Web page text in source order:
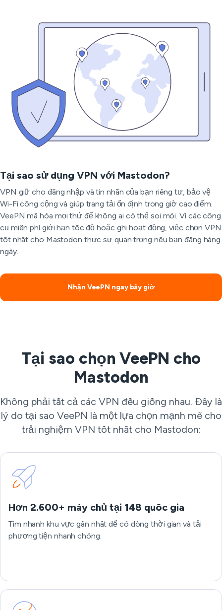
Tại sao sử dụng VPN với Mastodon?
VPN giữ cho đăng nhập và tin nhắn của bạn riêng tư, bảo vệ
Wi-Fi công cộng và giúp trang tải ổn định trong giờ cao điểm.
VeePN mã hóa mọi thứ để không ai có thể soi mói. Vì các công
cụ miễn phí giới hạn tốc độ hoặc ghi hoạt động, việc chọn VPN
tốt nhất cho Mastodon thực sự quan trọng nếu bạn đăng hàng
ngày.
Nhận VeePN ngay bây giờ
Tại sao chọn VeePN cho
Mastodon
Không phải tất cả các VPN đều giống nhau. Đây là
lý do tại sao VeePN là một lựa chọn mạnh mẽ cho
trải nghiệm VPN tốt nhất cho Mastodon:
Hơn 2.600+ máy chủ tại 148 quốc gia
Tìm nhanh khu vực gần nhất để có dòng thời gian và tải
phương tiện nhanh chóng.